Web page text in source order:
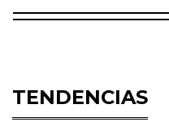
TENDENCIAS